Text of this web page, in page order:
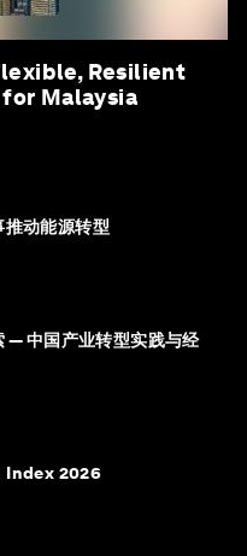
Resilient
Malaysia
动能源转型
— 中国产业转型实践与经
Index 2026